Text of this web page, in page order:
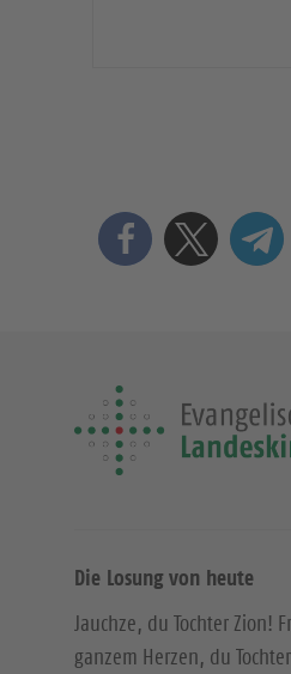
Die Losung von heute
Jauchze, du Tochter Zion!
ganzem Herzen, du